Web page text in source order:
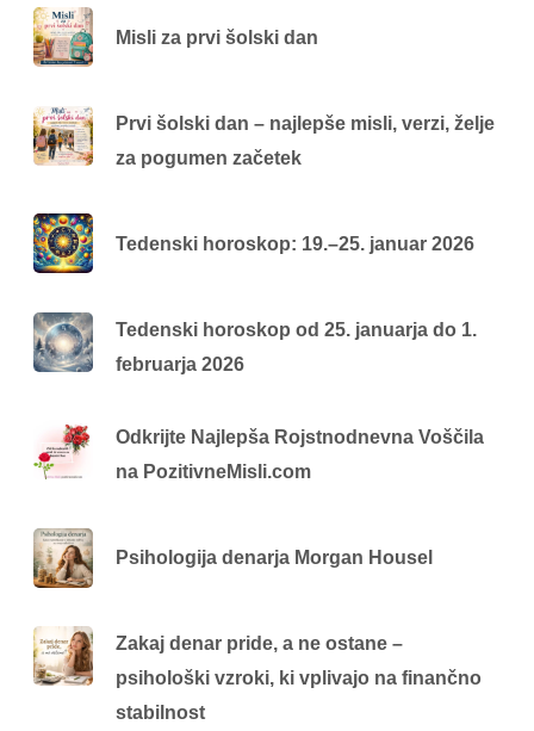
Misli za prvi šolski dan
Prvi šolski dan – najlepše misli, verzi, želje
za pogumen začetek
Tedenski horoskop: 19.–25. januar 2026
Tedenski horoskop od 25. januarja do 1.
februarja 2026
Odkrijte Najlepša Rojstnodnevna Voščila
na PozitivneMisli.com
Psihologija denarja Morgan Housel
Zakaj denar pride, a ne ostane –
psihološki vzroki, ki vplivajo na finančno
stabilnost